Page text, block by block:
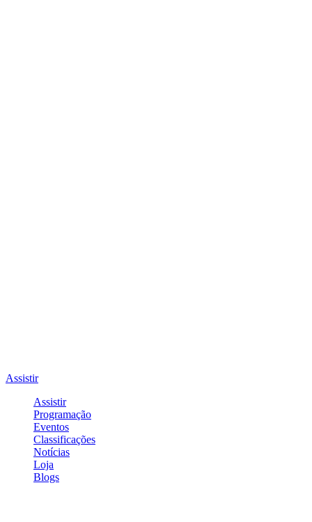
Assistir
Assistir
Programação
Eventos
Classificações
Notícias
Loja
Blogs